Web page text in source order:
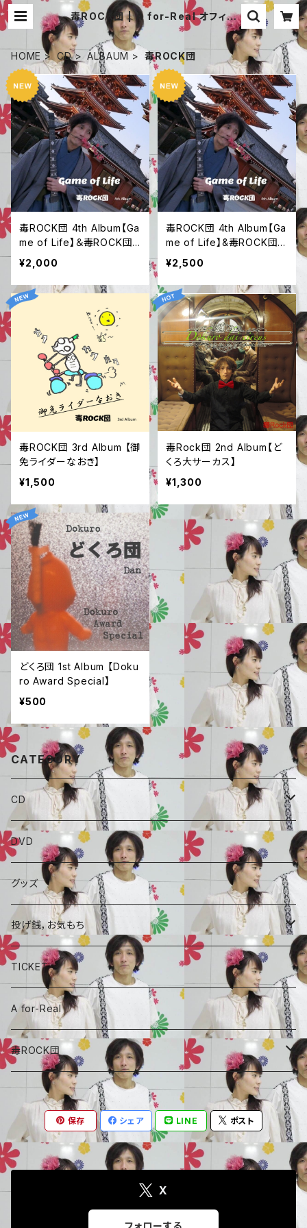
毒ROCK団 | A for-Real オフィシ
ャル 通販サイト
HOME CD ALBAUM 毒ROCK団
毒ROCK団 4th Album【Ga
me of Life】＆毒ROCK団
ステッカー
¥2,000
毒ROCK団 4th Album【Ga
me of Life】&毒ROCK団ス
テッカー&ジャケット生写真
２枚
¥2,500
毒ROCK団 3rd Album 【御
免ライダーなおき】
¥1,500
毒Rock団 2nd Album【ど
くろ大サーカス】
¥1,300
どくろ団 1st Album 【Doku
ro Award Special】
¥500
CATEGORY
CD
ALBAUM
A for-Real
毒ROCK団
SINGLE
コラボCD
A for-Real
毒ROCK団
DVD
グッズ
投げ銭，お気もち
あやめちゃんおやつ
頑張れ、しょーちゃん
しょーちゃん、おやつ
TICKET
A for-Real
毒ROCK団
Album
保存 シェア LINE ポスト
X
フォローする